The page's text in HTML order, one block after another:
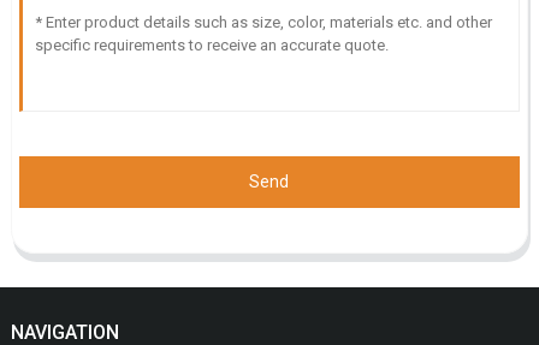
Send
NAVIGATION